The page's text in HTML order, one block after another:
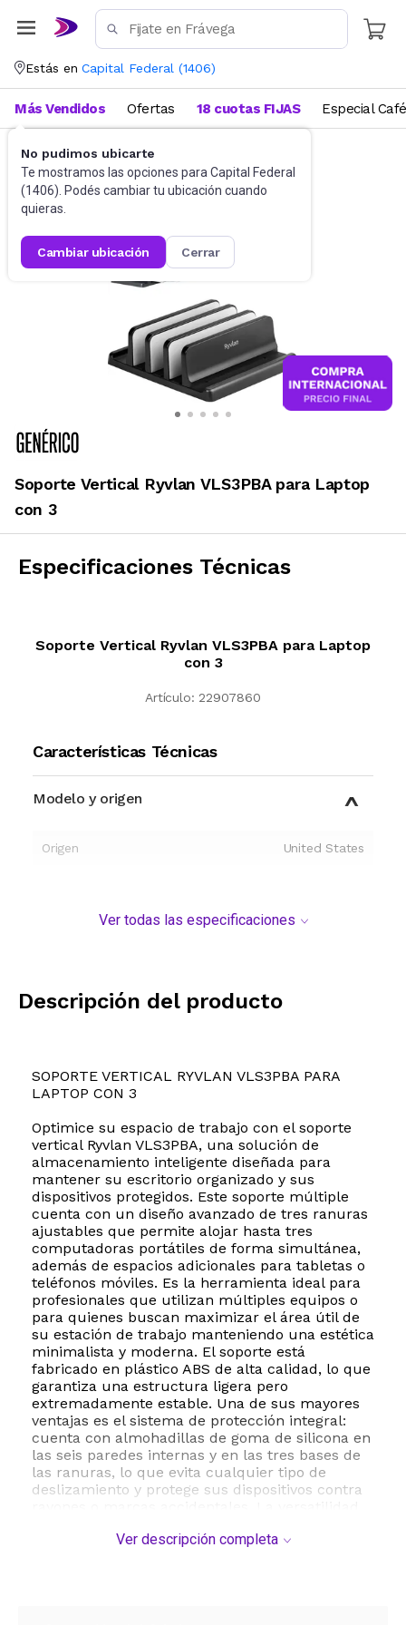
Estás en Capital Federal (1406)
No pudimos ubicarte
Te mostramos las opciones para Capital Federal
(1406). Podés cambiar tu ubicación cuando
quieras.
cambiar ubicación cerrar
Más Vendidos Ofertas 18 cuotas FIJAS Especial Café
Accesorios de Informática
Base para Netbooks y Notebooks
Soporte Vertical Ryvlan VLS3PBA para Laptop
con 3
Especificaciones Técnicas
Soporte Vertical Ryvlan VLS3PBA para Laptop
con 3
Artículo: 22907860
Características Técnicas
Modelo y origen
Origen United States
Ver todas las especificaciones
Descripción del producto
SOPORTE VERTICAL RYVLAN VLS3PBA PARA
LAPTOP CON 3
Optimice su espacio de trabajo con el soporte
vertical Ryvlan VLS3PBA, una solución de
almacenamiento inteligente diseñada para
mantener su escritorio organizado y sus
dispositivos protegidos. Este soporte múltiple
cuenta con un diseño avanzado de tres ranuras
ajustables que permite alojar hasta tres
computadoras portátiles de forma simultánea,
además de espacios adicionales para tabletas o
teléfonos móviles. Es la herramienta ideal para
profesionales que utilizan múltiples equipos o
para quienes buscan maximizar el área útil de
su estación de trabajo manteniendo una estética
minimalista y moderna. El soporte está
fabricado en plástico ABS de alta calidad, lo que
garantiza una estructura ligera pero
extremadamente estable. Una de sus mayores
ventajas es el sistema de protección integral:
cuenta con almohadillas de goma de silicona en
las seis paredes internas y en las tres bases de
las ranuras, lo que evita cualquier tipo de
deslizamiento y protege sus dispositivos contra
cada ranura es totalmente ajustable entre 1.2 y
Ver descripción completa